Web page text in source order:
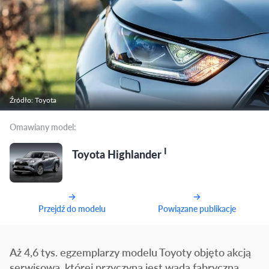
Źródło: Toyota
Omawiany model:
Toyota Highlander I
Przejdź do modelu Powiązane publikacje
Aż 4,6 tys. egzemplarzy modelu Toyoty objęto akcją